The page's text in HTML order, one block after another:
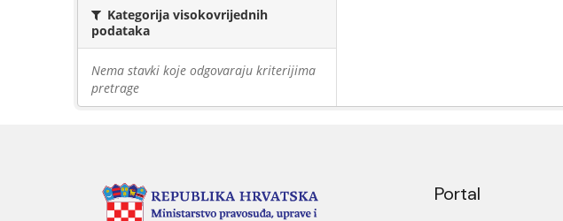
Kategorija visokovrijednih
podataka
Nema stavki koje odgovaraju kriterijima
pretrage